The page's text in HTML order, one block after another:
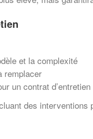
et la complexité
remplacer
un contrat d’entretien
des